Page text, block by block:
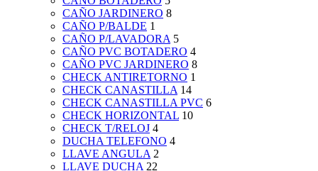
CAÑO JARDINERO 8
CAÑO P/BALDE 1
CAÑO P/LAVADORA 5
CAÑO PVC BOTADERO 4
CAÑO PVC JARDINERO 8
CHECK ANTIRETORNO 1
CHECK CANASTILLA 14
CHECK CANASTILLA PVC 6
CHECK HORIZONTAL 10
CHECK T/RELOJ 4
DUCHA TELEFONO 4
LLAVE ANGULA 2
LLAVE DUCHA 22